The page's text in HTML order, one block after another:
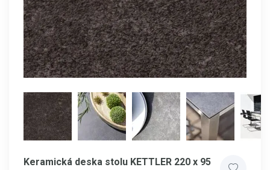
Keramická deska stolu KETTLER 220 x 95